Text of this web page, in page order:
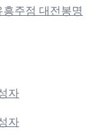
주점 대전봉명
자
자